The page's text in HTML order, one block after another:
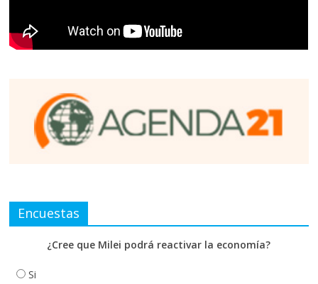
Encuestas
¿Cree que Milei podrá reactivar la economía?
Si